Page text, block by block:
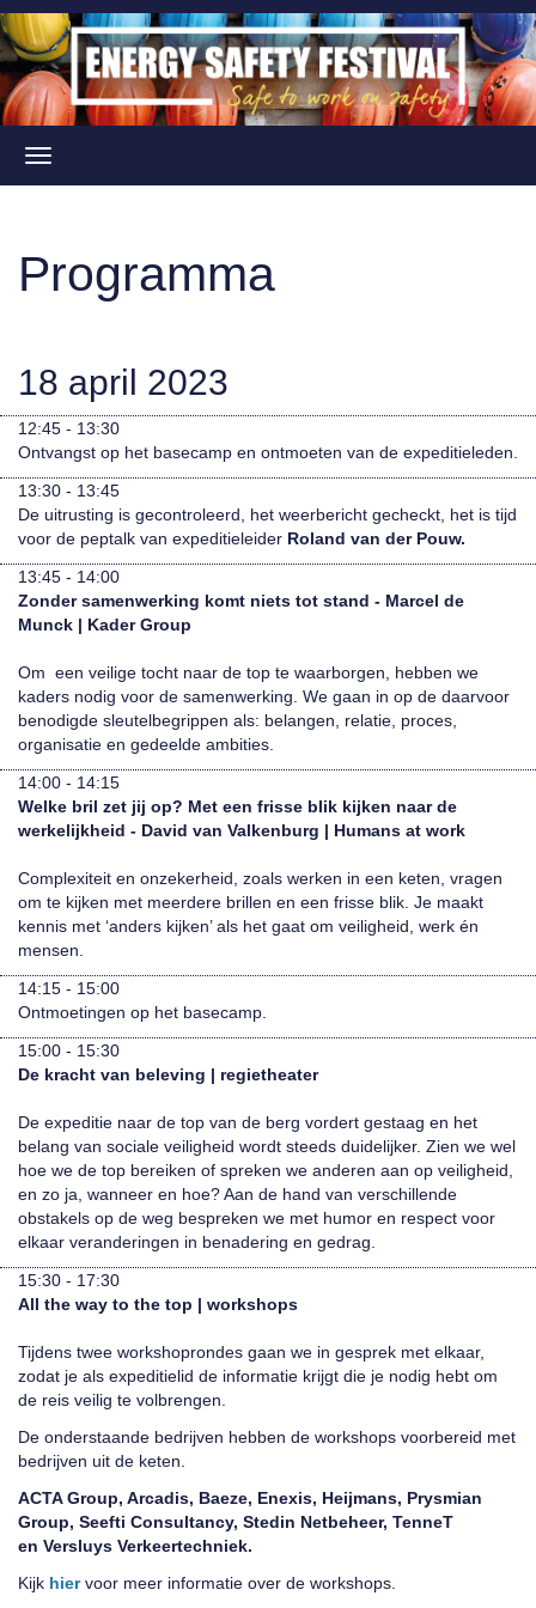
Programma
18 april 2023
12:45 - 13:30
Ontvangst op het basecamp en ontmoeten van de expeditieleden.
13:30 - 13:45
De uitrusting is gecontroleerd, het weerbericht gecheckt, het is tijd
voor de peptalk van expeditieleider Roland van der Pouw.
13:45 - 14:00
Zonder samenwerking komt niets tot stand - Marcel de
Munck | Kader Group
Om een veilige tocht naar de top te waarborgen, hebben we
kaders nodig voor de samenwerking. We gaan in op de daarvoor
benodigde sleutelbegrippen als: belangen, relatie, proces,
organisatie en gedeelde ambities.
14:00 - 14:15
Welke bril zet jij op? Met een frisse blik kijken naar de
werkelijkheid - David van Valkenburg | Humans at work
Complexiteit en onzekerheid, zoals werken in een keten, vragen
om te kijken met meerdere brillen en een frisse blik. Je maakt
kennis met ‘anders kijken’ als het gaat om veiligheid, werk én
mensen.
14:15 - 15:00
Ontmoetingen op het basecamp.
15:00 - 15:30
De kracht van beleving | regietheater
De expeditie naar de top van de berg vordert gestaag en het
belang van sociale veiligheid wordt steeds duidelijker. Zien we wel
hoe we de top bereiken of spreken we anderen aan op veiligheid,
en zo ja, wanneer en hoe? Aan de hand van verschillende
obstakels op de weg bespreken we met humor en respect voor
elkaar veranderingen in benadering en gedrag.
15:30 - 17:30
All the way to the top | workshops
Tijdens twee workshoprondes gaan we in gesprek met elkaar,
zodat je als expeditielid de informatie krijgt die je nodig hebt om
de reis veilig te volbrengen.
De onderstaande bedrijven hebben de workshops voorbereid met
bedrijven uit de keten.
ACTA Group, Arcadis, Baeze, Enexis, Heijmans, Prysmian
Group, Seefti Consultancy, Stedin Netbeheer, TenneT
en Versluys Verkeertechniek.
Kijk hiervoor meer informatie over de workshops.